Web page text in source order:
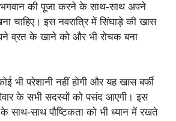
की पूजा करने के साथ-साथ अपने
चाहिए। इस नवरात्रि में सिंघाड़े की खास
व्रत के खाने को और भी रोचक बना
भी परेशानी नहीं होगी और यह खास बर्फी
के सभी सदस्यों को पसंद आएगी। इस
के साथ-साथ पौष्टिकता को भी ध्यान में रखते